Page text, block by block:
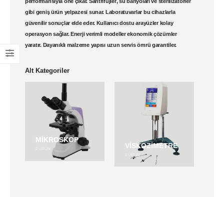
gibi geniş ürün yelpazesi sunar. Laboratuvarlar bu cihazlarla
güvenilir sonuçlar elde eder. Kullanıcı dostu arayüzler kolay
operasyon sağlar. Enerji verimli modeller ekonomik çözümler
yaratır. Dayanıklı malzeme yapısı uzun servis ömrü garantiler.
Alt Kategoriler
MIKROSKOP
VISKOZIMETRE